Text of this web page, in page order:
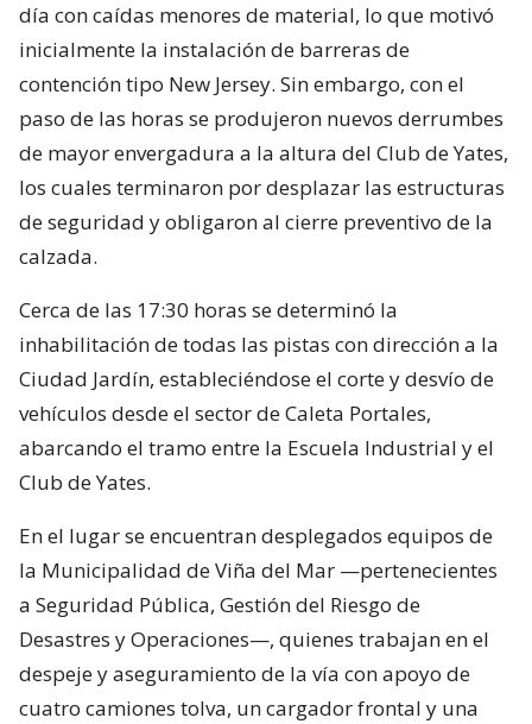
día con caídas menores de material, lo que motivó
inicialmente la instalación de barreras de
contención tipo New Jersey. Sin embargo, con el
paso de las horas se produjeron nuevos derrumbes
de mayor envergadura a la altura del Club de Yates,
los cuales terminaron por desplazar las estructuras
de seguridad y obligaron al cierre preventivo de la
calzada.
Cerca de las 17:30 horas se determinó la
inhabilitación de todas las pistas con dirección a la
Ciudad Jardín, estableciéndose el corte y desvío de
vehículos desde el sector de Caleta Portales,
abarcando el tramo entre la Escuela Industrial y el
Club de Yates.
En el lugar se encuentran desplegados equipos de
la Municipalidad de Viña del Mar —pertenecientes
a Seguridad Pública, Gestión del Riesgo de
Desastres y Operaciones—, quienes trabajan en el
despeje y aseguramiento de la vía con apoyo de
cuatro camiones tolva, un cargador frontal y una